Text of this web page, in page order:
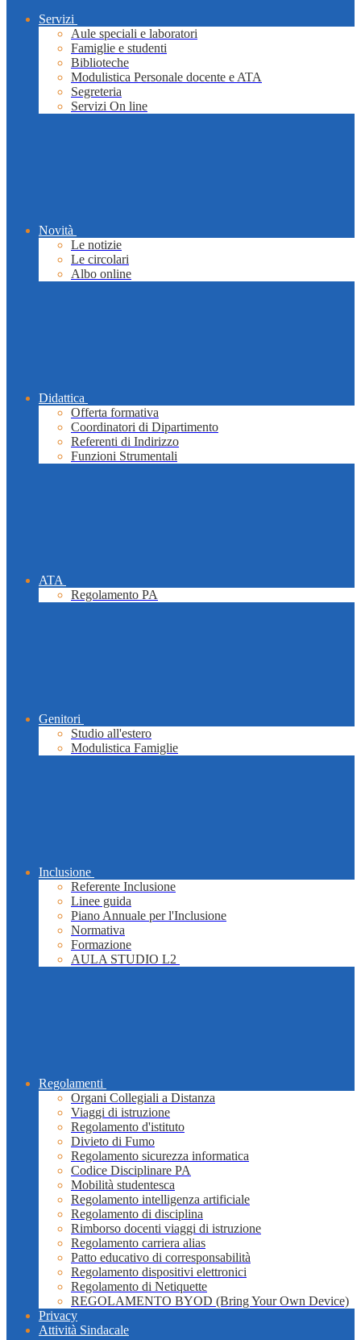
Servizi
Aule speciali e laboratori
Famiglie e studenti
Biblioteche
Modulistica Personale docente e ATA
Segreteria
Servizi On line
Novità
Le notizie
Le circolari
Albo online
Didattica
Offerta formativa
Coordinatori di Dipartimento
Referenti di Indirizzo
Funzioni Strumentali
ATA
Regolamento PA
Genitori
Studio all'estero
Modulistica Famiglie
Inclusione
Referente Inclusione
Linee guida
Piano Annuale per l'Inclusione
Normativa
Formazione
AULA STUDIO L2
Regolamenti
Organi Collegiali a Distanza
Viaggi di istruzione
Regolamento d'istituto
Divieto di Fumo
Regolamento sicurezza informatica
Codice Disciplinare PA
Mobilità studentesca
Regolamento intelligenza artificiale
Regolamento di disciplina
Rimborso docenti viaggi di istruzione
Regolamento carriera alias
Patto educativo di corresponsabilità
Regolamento dispositivi elettronici
Regolamento di Netiquette
REGOLAMENTO BYOD (Bring Your Own Device)
Privacy
Attività Sindacale